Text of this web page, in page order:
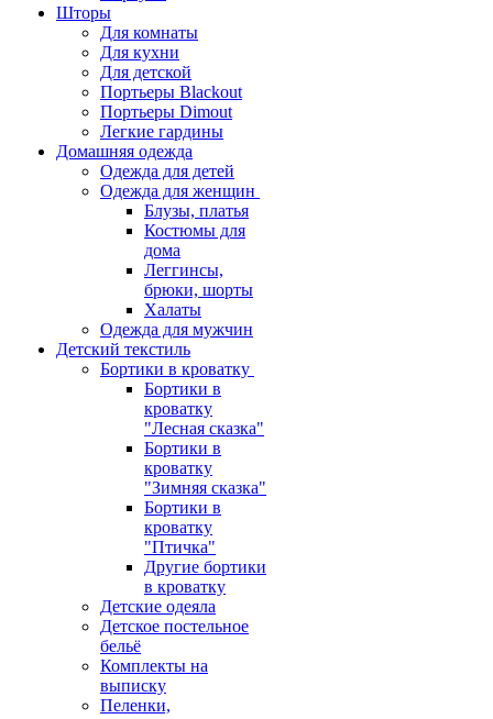
Шторы
Для комнаты
Для кухни
Для детской
Портьеры Blackout
Портьеры Dimout
Легкие гардины
Домашняя одежда
Одежда для детей
Одежда для женщин
Блузы, платья
Костюмы для
дома
Леггинсы,
брюки, шорты
Халаты
Одежда для мужчин
Детский текстиль
Бортики в кроватку
Бортики в
кроватку
"Лесная сказка"
Бортики в
кроватку
"Зимняя сказка"
Бортики в
кроватку
"Птичка"
Другие бортики
в кроватку
Детские одеяла
Детское постельное
бельё
Комплекты на
выписку
Пеленки,